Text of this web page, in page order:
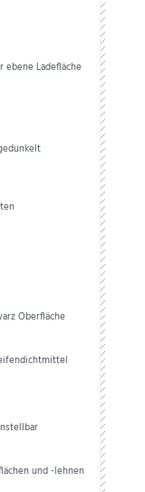
ebene Ladefläche
Oberfläche
und -lehnen